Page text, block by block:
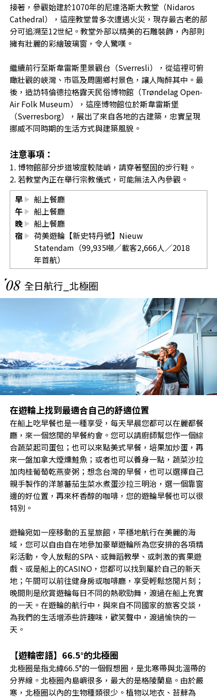
接著，參觀始建於1070年的尼達洛斯大教堂（Nidaros
Cathedral），這座教堂曾多次遭遇火災，現存最古老的部
分可追溯至12世紀。教堂外部以精美的石雕裝飾，內部則
擁有壯麗的彩繪玻璃窗，令人驚嘆。
繼續前行至斯韋雷斯里景觀台（Sverresli），從這裡可俯
瞰壯觀的峽灣、市區及周圍鄉村景色，讓人陶醉其中。最
後，造訪特倫德拉格露天民俗博物館（Trøndelag Open-
Air Folk Museum），這座博物館位於斯韋雷斯堡
（Sverresborg），展出了來自各地的古建築，忠實呈現
挪威不同時期的生活方式與建築風貌。
注意事項：
1. 博物館部分步道坡度較陡峭，請穿著堅固的步行鞋。
2. 若教堂內正在舉行宗教儀式，可能無法入內參觀。
早
船上餐廳
午
船上餐廳
晚
船上餐廳
宿
荷美遊輪【新史特丹號】Nieuw
Statendam（99,935噸／載客2,666人／2018
年首航）
08 全日航行_北極圈
在遊輪上找到最適合自己的舒適位置
在船上吃早餐也是一種享受，每天早晨您都可以在麗都餐
廳，來一個悠閒的早餐約會。您可以請廚師幫您作一個綜
合蔬菜起司蛋包；也可以來點美式早餐，培果加炒蛋，再
來一盤加拿大煙燻鮭魚；或者也可以養身一點，蔬菜沙拉
加肉桂葡萄乾燕麥粥；想念台灣的早餐，也可以選擇自己
親手製作的洋蔥蕃茄生菜水煮蛋沙拉三明治，選一個靠窗
邊的好位置，再來杯香醇的咖啡，您的遊輪早餐也可以很
特別。
遊輪宛如一座移動的五星旅館，平穩地航行在美麗的海
域，您可以自由自在地參加豪華遊輪所為您安排的各項精
彩活動，令人放鬆的SPA、或舞蹈教學、或刺激的賓果遊
戲、或是船上的CASINO，您都可以找到屬於自己的新天
地；午間可以前往健身房或咖啡廳，享受輕鬆悠閒片刻；
晚間則是欣賞遊輪每日不同的熱歌勁舞，渡過在船上充實
的一天。在遊輪的航行中，與來自不同國家的旅客交談，
為我們的生活增添些許趣味，歡笑聲中，渡過愉快的一
天。
【遊輪密語】66.5°的北極圈
北極圈是指北緯66.5°的一個假想圈，是北寒帶與北溫帶的
分界線。北極圈內島嶼很多，最大的是格陵蘭島。由於嚴
寒，北極圈以內的生物種類很少。植物以地衣、苔蘚為